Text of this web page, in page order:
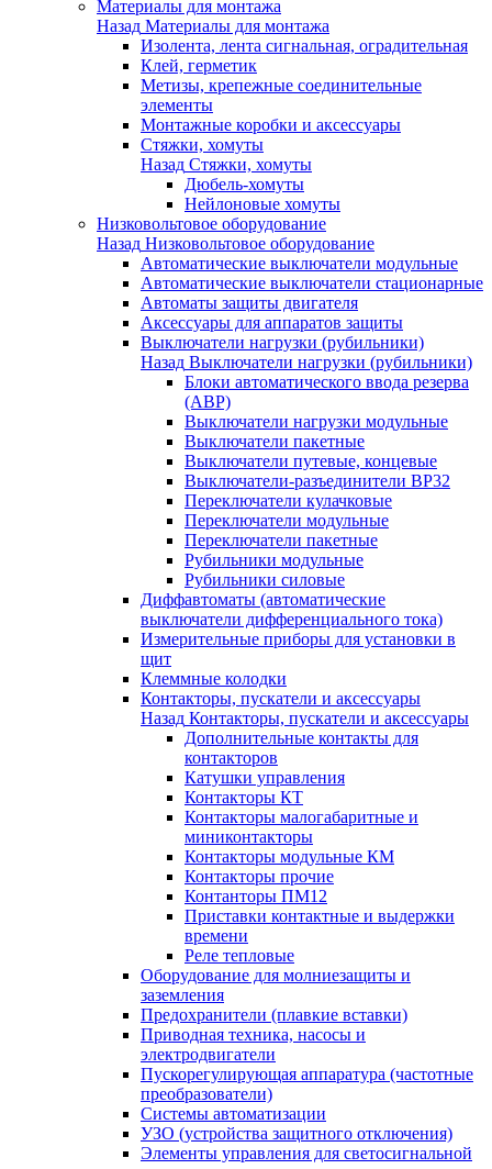
Материалы для монтажа
Назад Материалы для монтажа
Изолента, лента сигнальная, оградительная
Клей, герметик
Метизы, крепежные соединительные
элементы
Монтажные коробки и аксессуары
Стяжки, хомуты
Назад Стяжки, хомуты
Дюбель-хомуты
Нейлоновые хомуты
Низковольтовое оборудование
Назад Низковольтовое оборудование
Автоматические выключатели модульные
Автоматические выключатели стационарные
Автоматы защиты двигателя
Аксессуары для аппаратов защиты
Выключатели нагрузки (рубильники)
Назад Выключатели нагрузки (рубильники)
Блоки автоматического ввода резерва
(АВР)
Выключатели нагрузки модульные
Выключатели пакетные
Выключатели путевые, концевые
Выключатели-разъединители ВР32
Переключатели кулачковые
Переключатели модульные
Переключатели пакетные
Рубильники модульные
Рубильники силовые
Диффавтоматы (автоматические
выключатели дифференциального тока)
Измерительные приборы для установки в
щит
Клеммные колодки
Контакторы, пускатели и аксессуары
Назад Контакторы, пускатели и аксессуары
Дополнительные контакты для
контакторов
Катушки управления
Контакторы КТ
Контакторы малогабаритные и
миниконтакторы
Контакторы модульные КМ
Контакторы прочие
Контанторы ПМ12
Приставки контактные и выдержки
времени
Реле тепловые
Оборудование для молниезащиты и
заземления
Предохранители (плавкие вставки)
Приводная техника, насосы и
электродвигатели
Пускорегулирующая аппаратура (частотные
преобразователи)
Системы автоматизации
УЗО (устройства защитного отключения)
Элементы управления для светосигнальной